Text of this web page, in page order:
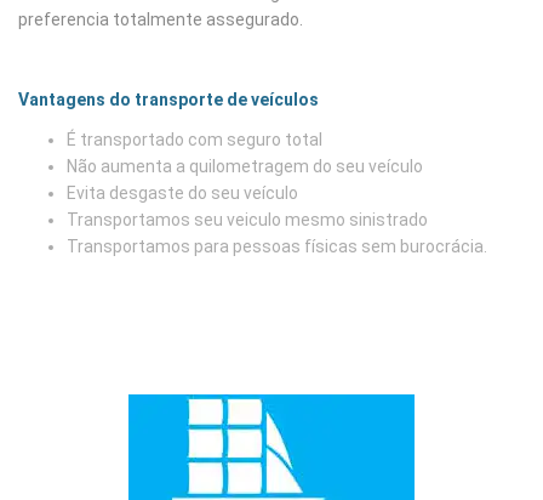
preferencia totalmente assegurado.
Vantagens do transporte de veículos
É transportado com seguro total
Não aumenta a quilometragem do seu veículo
Evita desgaste do seu veículo
Transportamos seu veiculo mesmo sinistrado
Transportamos para pessoas físicas sem burocrácia.